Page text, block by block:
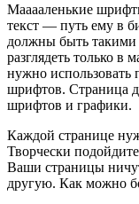
Мааааленькие
текст — путь ему в
должны быть
разглядеть только в
нужно использовать
шрифтов. Страница
шрифтов и графики.
Каждой странице
Творчески
Ваши страницы
другую. Как можно